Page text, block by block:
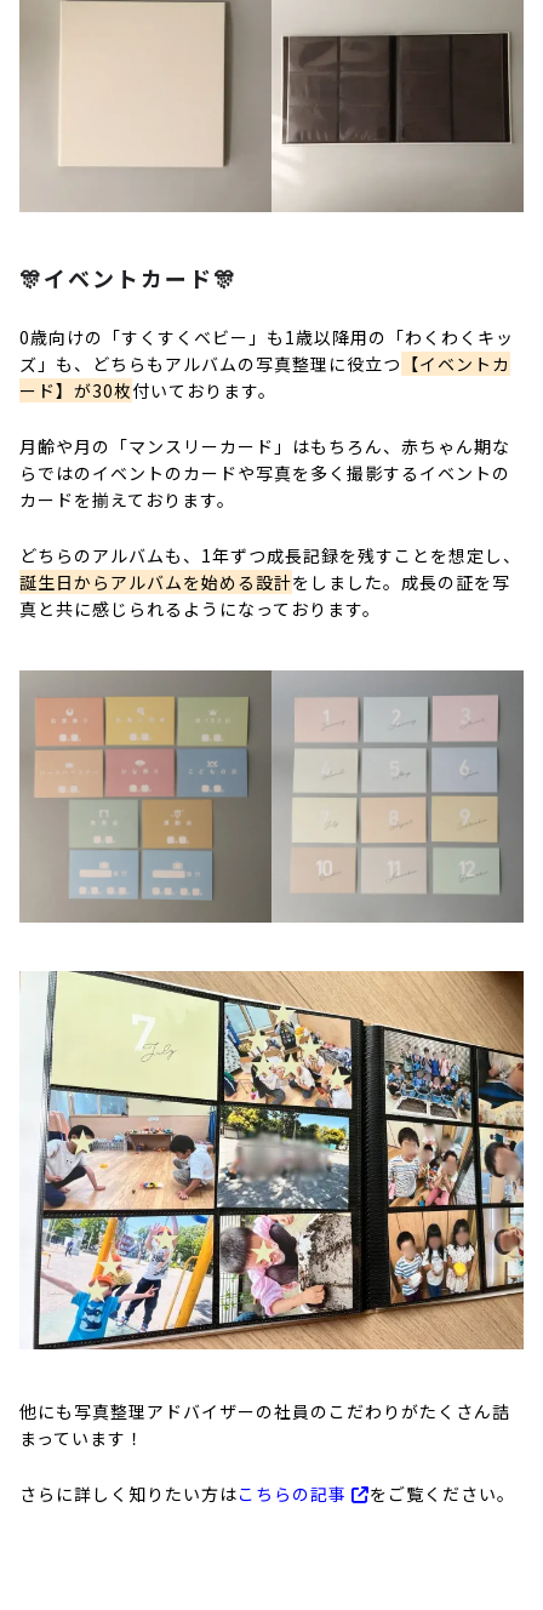
🎊イベントカード🎊
0歳向けの「すくすくベビー」も1歳以降用の「わくわくキッ
ズ」も、どちらもアルバムの写真整理に役立つ 【イベントカ
ード】が30枚付いております。
月齢や月の「マンスリーカード」はもちろん、赤ちゃん期な
らではのイベントのカードや写真を多く撮影するイベントの
カードを揃えております。
どちらのアルバムも、1年ずつ成長記録を残すことを想定し、
誕生日からアルバムを始める設計をしました。成長の証を写
真と共に感じられるようになっております。
他にも写真整理アドバイザーの社員のこだわりがたくさん詰
まっています！
さらに詳しく知りたい方はこちらの記事 をご覧ください。